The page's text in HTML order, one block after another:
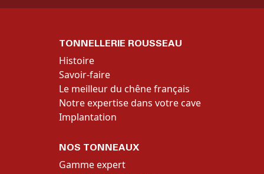
TONNELLERIE ROUSSEAU
Histoire
Savoir-faire
Le meilleur du chêne français
Notre expertise dans votre cave
Implantation
NOS TONNEAUX
Gamme expert